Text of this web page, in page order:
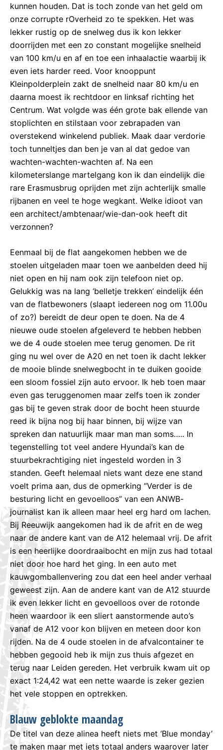
kunnen houden. Dat is toch zonde van het geld om
onze corrupte rOverheid zo te spekken. Het was
lekker rustig op de snelweg dus ik kon lekker
doorrijden met een zo constant mogelijke snelheid
van 100 km/u en af en toe een inhaalactie waarbij ik
even iets harder reed. Voor knooppunt
Kleinpolderplein zakt de snelheid naar 80 km/u en
daarna moest ik rechtdoor en linksaf richting het
Centrum. Wat volgde was één grote bak ellende van
stoplichten en stilstaan voor zebrapaden van
overstekend winkelend publiek. Maak daar verdorie
toch tunneltjes dan ben je van al dat gedoe van
wachten-wachten-wachten af. Na een
kilometerslange martelgang kon ik dan eindelijk die
rare Erasmusbrug oprijden met zijn achterlijk smalle
rijbanen en veel te hoge wegkant. Welke idioot van
een architect/ambtenaar/wie-dan-ook heeft dit
verzonnen?
Eenmaal bij de flat aangekomen hebben we de
stoelen uitgeladen maar toen we aanbelden deed hij
niet open en hij nam ook zijn telefoon niet op.
Gelukkig was na lang ‘belletje trekken’ eindelijk één
van de flatbewoners (slaapt iedereen nog om 11.00u
of zo?) bereidt de deur open te doen. Na de 4
nieuwe oude stoelen afgeleverd te hebben hebben
we de 4 oude stoelen mee terug genomen. De rit
ging nu wel over de A20 en net toen ik dacht lekker
de mooie blinde snelwegbocht in te duiken gooide
een sloom fossiel zijn auto ervoor. Ik heb toen maar
even gas teruggenomen maar zelfs toen ik zonder
gas bij te geven strak door de bocht heen stuurde
reed ik bijna nog bij haar binnen, bij wijze van
spreken dan natuurlijk maar man man soms….. In
tegenstelling tot veel andere Hyundai’s kan de
stuurbekrachtiging niet ingesteld worden in 3
standen. Geeft helemaal niets want deze ene stand
voelt prima aan, dus de opmerking “Verder is de
besturing licht en gevoelloos” van een ANWB-
journalist kan ik alleen maar heel erg hard om lachen.
Bij Reeuwijk aangekomen had ik de afrit en de weg
naar de andere kant van de A12 helemaal vrij. De afrit
is een heerlijke doordraaibocht en mijn zus had totaal
niet door hoe hard het ging. In een auto met
kauwgomballenvering zou dat een heel ander verhaal
geweest zijn. Aan de andere kant van de A12 stuurde
ik even lekker licht en gevoelloos over de rotonde
heen waardoor ik een sliert aanstormende auto’s
vanaf de A12 voor kon blijven en meteen door kon
rijden. Na de 4 oude stoelen in de afvalcontainer te
hebben gegooid heb ik mijn zus thuis afgezet en
terug naar Leiden gereden. Het verbruik kwam uit op
exact 1:24,42 wat een nette waarde is zeker gezien
het vele stoppen en optrekken.
Blauw geblokte maandag
De titel van deze alinea heeft niets met ‘Blue monday’
te maken maar met iets totaal anders waarover later